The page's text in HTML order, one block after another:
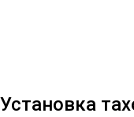
Установка